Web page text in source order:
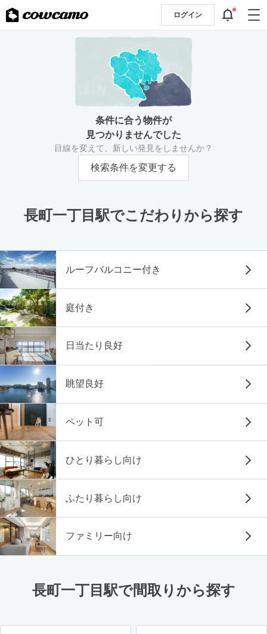
ログイン
条件に合う物件が
見つかりませんでした
目線を変えて、新しい発見をしませんか？
検索条件を変更する
長町一丁目駅でこだわりから探す
ルーフバルコニー付き
庭付き
日当たり良好
眺望良好
ペット可
ひとり暮らし向け
ふたり暮らし向け
ファミリー向け
長町一丁目駅で間取りから探す